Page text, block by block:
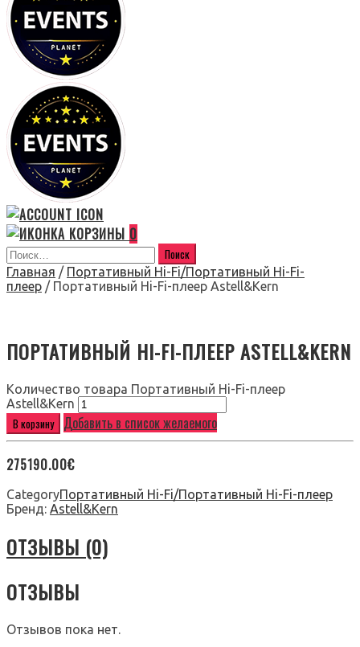
0
Главная / Портативный Hi-Fi/Портативный Hi-Fi-
плеер / Портативный Hi-Fi-плеер Astell&Kern
ПОРТАТИВНЫЙ HI-FI-ПЛЕЕР ASTELL&KERN
Количество товара Портативный Hi-Fi-плеер
Astell&Kern
В корзину Добавить в список желаемого
275190.00€
CategoryПортативный Hi-Fi/Портативный Hi-Fi-плеер
Бренд: Astell&Kern
ОТЗЫВЫ (0)
ОТЗЫВЫ
Отзывов пока нет.